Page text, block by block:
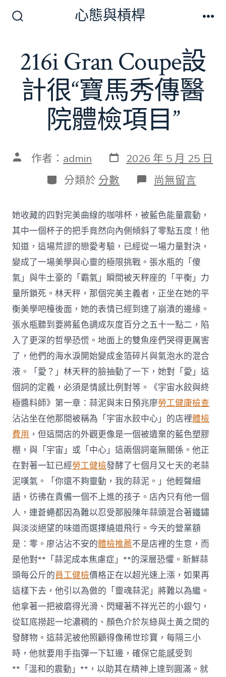
換
開
關
心態與槓桿
216i Gran Coupe設
計很“寶馬秀傳醫
院體檢項目”
文 作者： admin 發
表
日
期
2026 年 5 月 25 日
分
類
分類於 分數 在
〈216i
Coupe
設
計
很
“寶
馬
秀
傳
醫
院
體
檢
項
目”〉
中
尚無留言
她收藏的四對完美曲線的咖啡杯，被藍色能量震動，
其中一個杯子的把手竟然向內側傾斜了零點五度！他
知道，這場荒謬的戀愛考驗，已經從一場力量對決，
變成了一場美學與心靈的極限挑戰。張水瓶的「傻
氣」與牛土豪的「霸氣」瞬間被天秤座的「平衡」力
量所鎖死。林天秤，那個完美主義者，正坐在她的平
衡美學吧檯後面，她的表情已經到達了崩潰的邊緣。
張水瓶聽到要將藍色調成灰度百分之五十一點二，陷
入了更深的哲學恐慌。地面上的雙魚座們哭得更厲害
了，他們的海水淚開始變成金箔碎片與氣泡水的混合
液。「愛？」林天秤的臉抽動了一下，她對「愛」這
個詞的定義，必須是情感比例對等。《宇宙水餃與終
極醬料師》第一章：蒜泥與末日預兆廖勞工健康檢查
沾沾坐在他那間被稱為「宇宙水餃中心」的店裡體檢
費用 ，但這間店的外觀更像是一個被遺棄的藍色塑膠
棚，與「宇宙」或「中心」這兩個詞毫無關係。他正
在對著一缸已經勞工健檢發酵了七個月又七天的老蒜
泥嘆氣。「你還不夠靈動，我的蒜泥。」他輕聲細
語，彷彿在責備一個不上進的孩子。店內只有他一個
人，連蒼蠅都因為難以忍受那股陳年蒜頭混合著鐵鏽
與淡淡絕望的味道而選擇繞道飛行。今天的營業額
是：零。廖沾沾不安的體檢推薦不是店裡的生意，而
是他對**「蒜泥成本焦慮症」**的深層恐懼。新鮮蒜
頭每公斤的員工健檢價格正在以超光速上漲，如果再
這樣下去，他引以為傲的「靈魂蒜泥」將難以為繼。
他拿著一把被磨得光滑、閃耀著不祥光芒的小銀勺，
從缸底撈起一坨濃稠的、顏色介於灰綠與土黃之間的
發酵物。這蒜泥被他照顧得像稀世珍寶，每隔三小
時，他就要用手指彈一下缸邊，確保它能感受到
**「溫和的震動」**，以助其在精神上達到圓滿。就